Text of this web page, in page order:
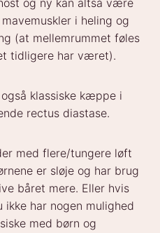
og ny kan altså være
i heling og
(at mellemrummet føles
tidligere har været).
klassiske kæppe i
rectus diastase.
med flere/tungere løft
er sløje og har brug
båret mere. Eller hvis
har nogen mulighed
med børn og